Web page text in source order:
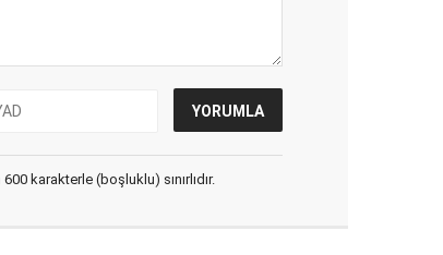
karakterle (boşluklu) sınırlıdır.